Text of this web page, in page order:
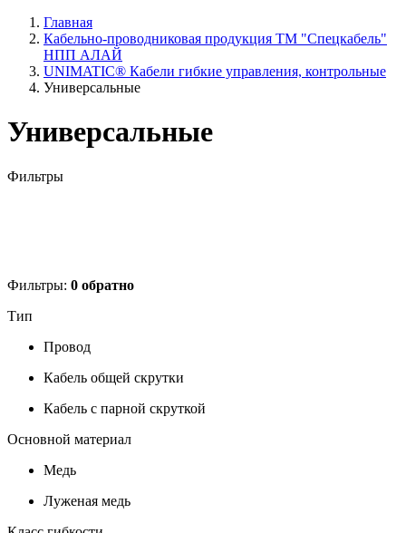
Главная
Кабельно-проводниковая продукция ТМ "Спецкабель"
НПП АЛАЙ
UNIMATIC® Кабели гибкие управления, контрольные
Универсальные
Универсальные
Фильтры
Фильтры: 0 обратно
Тип
Провод
Кабель общей скрутки
Кабель с парной скруткой
Основной материал
Медь
Луженая медь